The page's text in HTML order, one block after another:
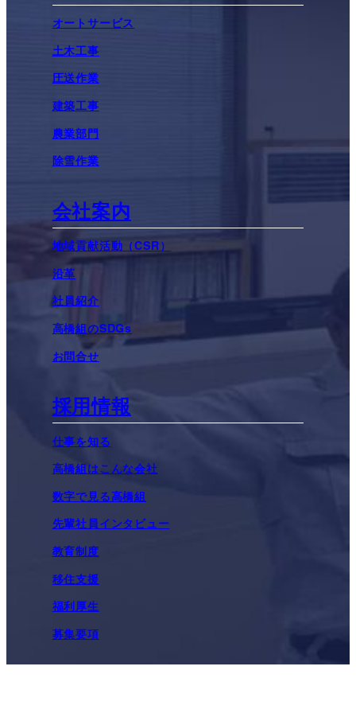
オートサービス
土木工事
圧送作業
建築工事
農業部門
除雪作業
会社案内
地域貢献活動（CSR）
沿革
社員紹介
高橋組のSDGs
お問合せ
採用情報
仕事を知る
高橋組はこんな会社
数字で見る高橋組
先輩社員インタビュー
教育制度
移住支援
福利厚生
募集要項